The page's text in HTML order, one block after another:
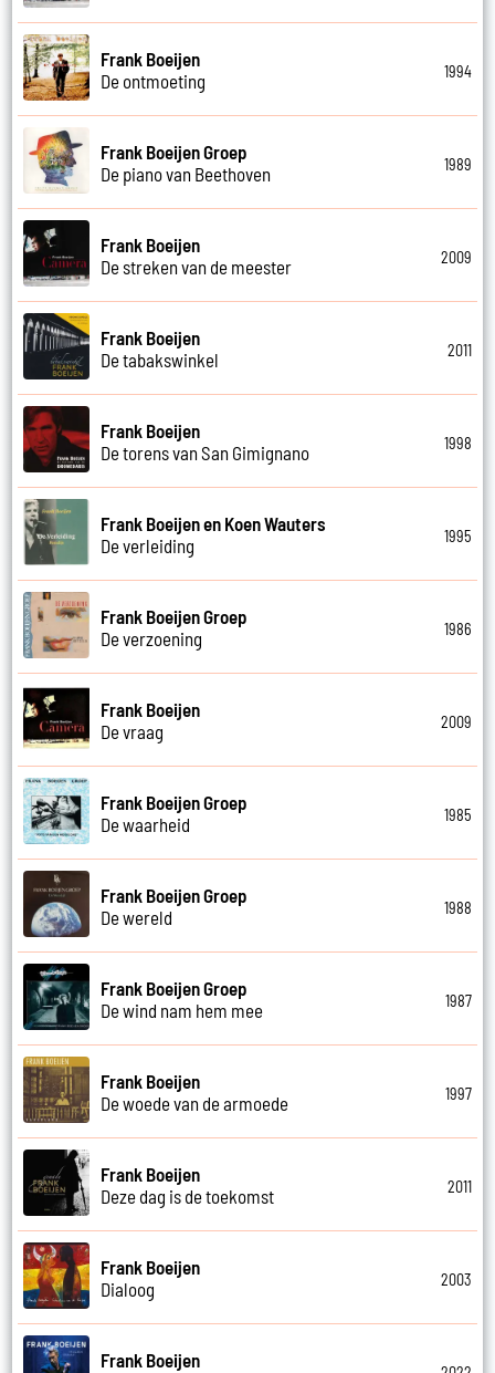
Frank Boeijen
De ontmoeting
1994
Frank Boeijen Groep
De piano van Beethoven
1989
Frank Boeijen
De streken van de meester
2009
Frank Boeijen
De tabakswinkel
2011
Frank Boeijen
De torens van San Gimignano
1998
Frank Boeijen en Koen Wauters
De verleiding
1995
Frank Boeijen Groep
De verzoening
1986
Frank Boeijen
De vraag
2009
Frank Boeijen Groep
De waarheid
1985
Frank Boeijen Groep
De wereld
1988
Frank Boeijen Groep
De wind nam hem mee
1987
Frank Boeijen
De woede van de armoede
1997
Frank Boeijen
Deze dag is de toekomst
2011
Frank Boeijen
Dialoog
2003
Frank Boeijen